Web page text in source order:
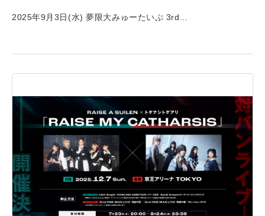
2025年9月3日(水) 夢限大みゅーたいぷ 3rd...